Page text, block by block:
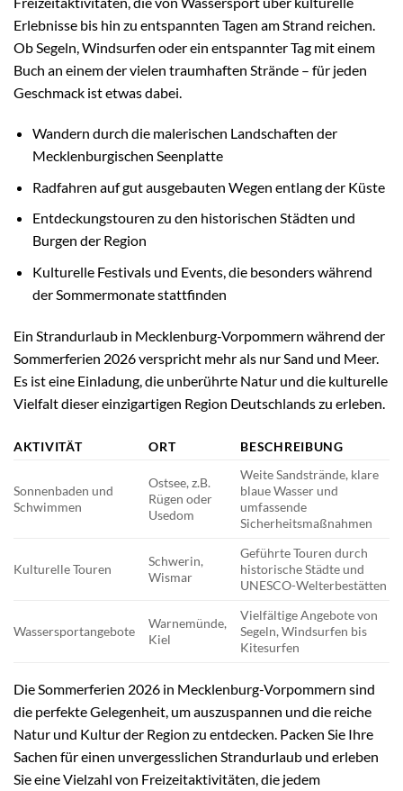
Erlebnisse bis hin zu entspannten Tagen am Strand reichen.
Ob Segeln, Windsurfen oder ein entspannter Tag mit einem
Buch an einem der vielen traumhaften Strände – für jeden
Geschmack ist etwas dabei.
Wandern durch die malerischen Landschaften der
Mecklenburgischen Seenplatte
Radfahren auf gut ausgebauten Wegen entlang der Küste
Entdeckungstouren zu den historischen Städten und
Burgen der Region
Kulturelle Festivals und Events, die besonders während
der Sommermonate stattfinden
Ein Strandurlaub in Mecklenburg-Vorpommern während der
Sommerferien 2026 verspricht mehr als nur Sand und Meer.
Es ist eine Einladung, die unberührte Natur und die kulturelle
Vielfalt dieser einzigartigen Region Deutschlands zu erleben.
AKTIVITÄT ORT BESCHREIBUNG
Sonnenbaden und
Schwimmen
Ostsee, z.B.
Rügen oder
Usedom
Weite Sandstrände, klare
blaue Wasser und
umfassende
Sicherheitsmaßnahmen
Kulturelle Touren
Schwerin,
Wismar
Geführte Touren durch
historische Städte und
UNESCO-Welterbestätten
Wassersportangebote
Warnemünde,
Kiel
Vielfältige Angebote von
Segeln, Windsurfen bis
Kitesurfen
Die Sommerferien 2026 in Mecklenburg-Vorpommern sind
die perfekte Gelegenheit, um auszuspannen und die reiche
Natur und Kultur der Region zu entdecken. Packen Sie Ihre
Sachen für einen unvergesslichen Strandurlaub und erleben
Sie eine Vielzahl von Freizeitaktivitäten, die jedem